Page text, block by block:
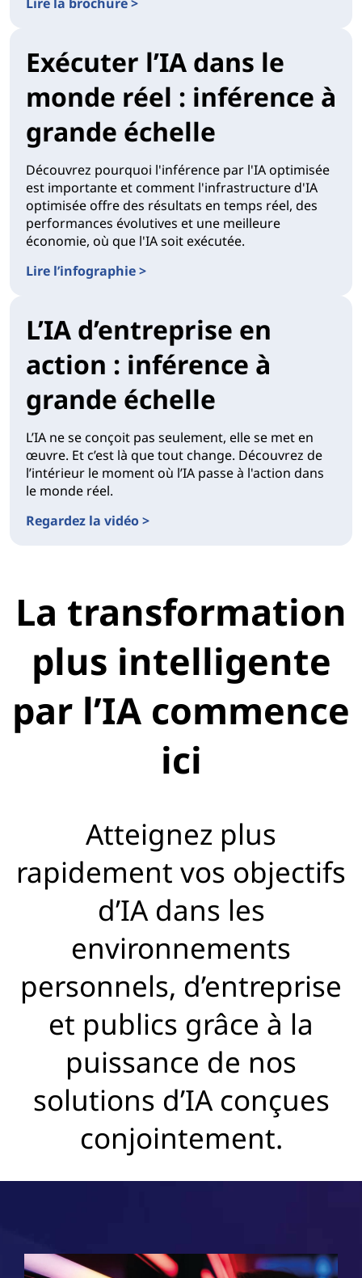
Exécuter l’IA dans le
monde réel : inférence à
grande échelle
Découvrez pourquoi l'inférence par l'IA optimisée
est importante et comment l'infrastructure d'IA
optimisée offre des résultats en temps réel, des
performances évolutives et une meilleure
économie, où que l'IA soit exécutée.
Lire l’infographie >
L’IA d’entreprise en
action : inférence à
grande échelle
L’IA ne se conçoit pas seulement, elle se met en
œuvre. Et c’est là que tout change. Découvrez de
l’intérieur le moment où l’IA passe à l'action dans
le monde réel.
Regardez la vidéo >
La transformation
plus intelligente
par l’IA commence
ici
Atteignez plus
rapidement vos objectifs
d’IA dans les
environnements
personnels, d’entreprise
et publics grâce à la
puissance de nos
solutions d’IA conçues
conjointement.